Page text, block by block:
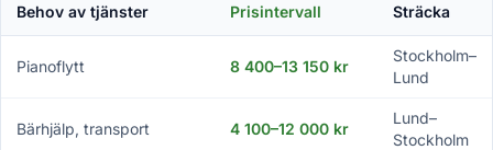
Behov av tjänster Prisintervall Sträcka
Pianoflytt 8 400–13 150 kr
Stockholm–
Lund
Bärhjälp, transport 4 100–12 000 kr
Lund–
Stockholm